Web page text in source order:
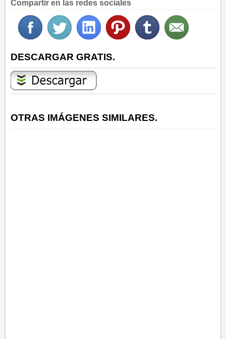
Compartir en las redes sociales
DESCARGAR GRATIS.
OTRAS IMÁGENES SIMILARES.